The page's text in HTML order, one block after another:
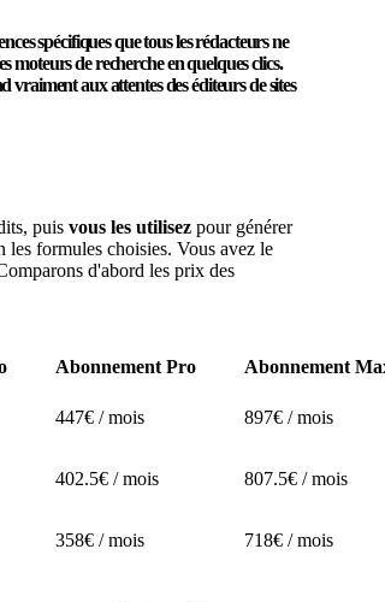
spécifiques que tous les rédacteurs ne
moteurs de recherche en quelques clics.
aux attentes des éditeurs de sites
puis vous les utilisez pour générer
formules choisies. Vous avez le
d'abord les prix des
Abonnement Pro Abonnement
447€ / mois 897€ / mois
402.5€ / mois 807.5€ / mois
358€ / mois 718€ / mois